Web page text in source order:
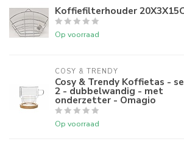
Koffiefilterhouder
Op voorraad
COSY & TRENDY
Cosy & Trendy Koffietas -
2 - dubbelwandig - met
onderzetter - Omagio
Op voorraad